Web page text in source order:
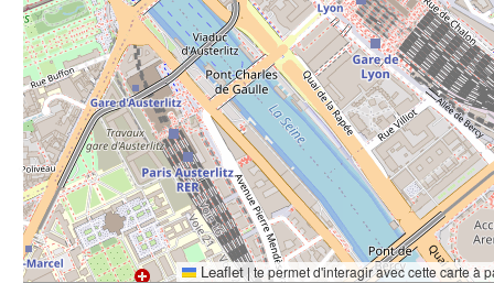
Leaflet |te permet d'interagir avec cette carte à